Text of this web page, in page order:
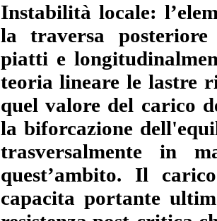
Instabilità locale:
la traversa
piatti e
teoria lineare le lastre
quel valore del carico
la biforcazione
trasversalmente in
quest’ambito. Il
capacita portante